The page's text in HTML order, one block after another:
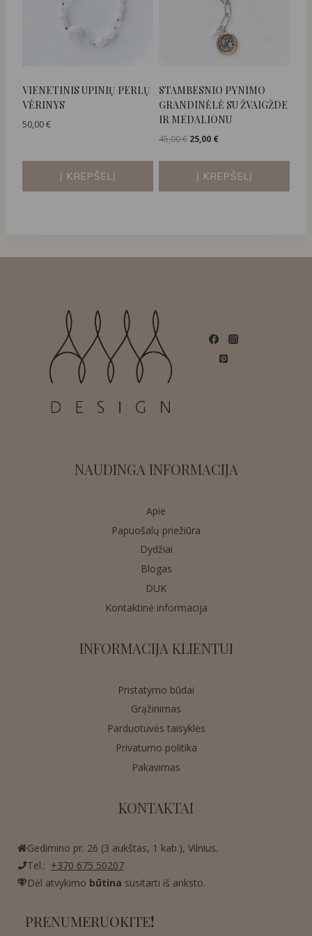
VIENETINIS UPINIŲ PERLŲ
VĖRINYS
50,00€
Į KREPŠELĮ
STAMBESNIO PYNIMO
GRANDINĖLĖ SU ŽVAIGŽDE
IR MEDALIONU
45,00€ Original
45,00 €.
25,00 €
25,00 €.
Į KREPŠELĮ
NAUDINGA INFORMACIJA
Apie
Papuošalų priežiūra
Dydžiai
Blogas
DUK
Kontaktinė informacija
INFORMACIJA KLIENTUI
Pristatymo būdai
Grąžinimas
Parduotuvės taisyklės
Privatumo politika
Pakavimas
KONTAKTAI
Gedimino pr. 26 (3 aukštas, 1 kab.), Vilnius.
Tel.: +370 675 50207
Dėl atvykimo būtina susitarti iš anksto.
PRENUMERUOKITE!